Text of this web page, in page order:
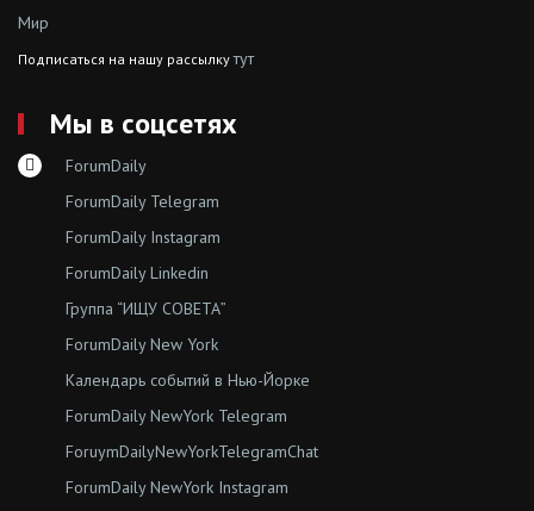
Мир
Подписаться на нашу рассылкутут
Мы в соцсетях
ForumDaily
ForumDaily Telegram
ForumDaily Instagram
ForumDaily Linkedin
Группа “ИЩУ СОВЕТА”
ForumDaily New York
Календарь событий в Нью-Йорке
ForumDaily NewYork Telegram
ForuymDailyNewYorkTelegramChat
ForumDaily NewYork Instagram